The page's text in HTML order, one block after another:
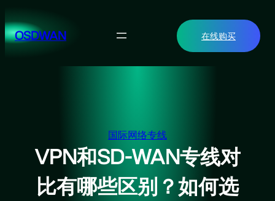
至
内OSDWAN 在线购买
国际网络专线
VPN和SD-WAN专线对
比有哪些区别？如何选